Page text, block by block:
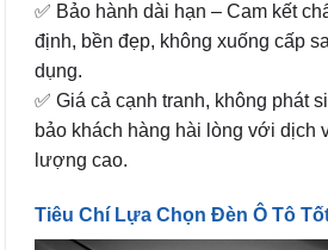
✅ Bảo hành dài hạn – Cam kết
định, bền đẹp, không xuống cấp
dụng.
✅ Giá cả cạnh tranh, không phát
bảo khách hàng hài lòng với dịch
lượng cao.
Tiêu Chí Lựa Chọn Đèn Ô Tô